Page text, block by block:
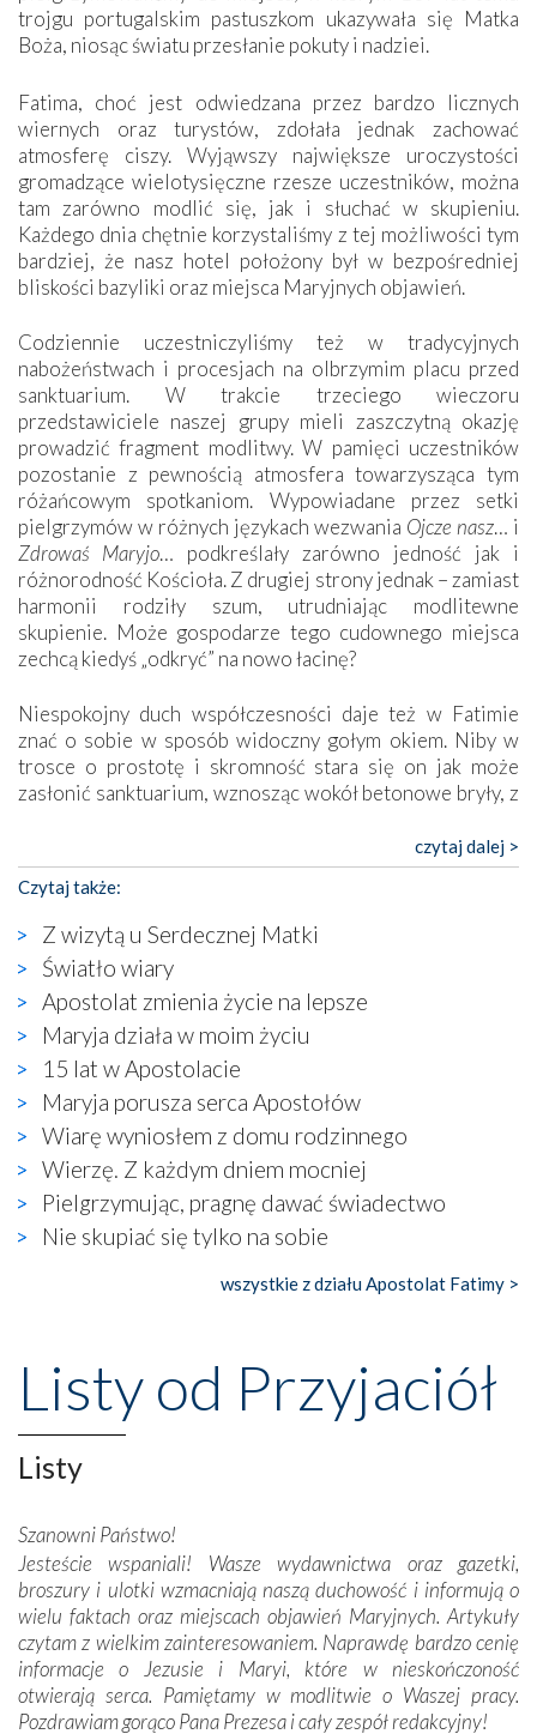
trojgu portugalskim pastuszkom ukazywała się Matka
Boża, niosąc światu przesłanie pokuty i nadziei.
Fatima, choć jest odwiedzana przez bardzo licznych
wiernych oraz turystów, zdołała jednak zachować
atmosferę ciszy. Wyjąwszy największe uroczystości
gromadzące wielotysięczne rzesze uczestników, można
tam zarówno modlić się, jak i słuchać w skupieniu.
Każdego dnia chętnie korzystaliśmy z tej możliwości tym
bardziej, że nasz hotel położony był w bezpośredniej
bliskości bazyliki oraz miejsca Maryjnych objawień.
Codziennie uczestniczyliśmy też w tradycyjnych
nabożeństwach i procesjach na olbrzymim placu przed
sanktuarium. W trakcie trzeciego wieczoru
przedstawiciele naszej grupy mieli zaszczytną okazję
prowadzić fragment modlitwy. W pamięci uczestników
pozostanie z pewnością atmosfera towarzysząca tym
różańcowym spotkaniom. Wypowiadane przez setki
pielgrzymów w różnych językach wezwania Ojcze nasz… i
Zdrowaś Maryjo… podkreślały zarówno jedność jak i
różnorodność Kościoła. Z drugiej strony jednak – zamiast
harmonii rodziły szum, utrudniając modlitewne
skupienie. Może gospodarze tego cudownego miejsca
zechcą kiedyś „odkryć” na nowo łacinę?
Niespokojny duch współczesności daje też w Fatimie
znać o sobie w sposób widoczny gołym okiem. Niby w
trosce o prostotę i skromność stara się on jak może
zasłonić sanktuarium, wznosząc wokół betonowe bryły, z
katolickiego kultu. Tylko co wspólnego z żywą,
autentyczną wiarą mogą mieć płaskie, szare bunkry albo
kaplice, w których Tabernakulum przypomina bardziej
skrzynkę na narzędzia? Albo co powiedzieć o ustawionym
tuż przy nowej bazylice wielkim krzyżu, na którym
zamiast Chrystusa umieszczono dziwaczną postać jakby
wyjętą ze starożytnych hieroglifów? W kulturowym
kontekście naszych czasów to raczej karykatura niż godny
wizerunek Zbawiciela…
Zatem nawet w bezpośrednim otoczeniu sanktuarium
naocznie przekonaliśmy się, że wewnątrz Kościoła toczy
się ogromna walka o kształt katolicyzmu i o serca
wierzących. Do czego to zmaganie może prowadzić,
widzieliśmy w urokliwym, niewielkim mieście Obidos,
gdzie w miejscu dawnego kościoła działa dzisiaj…
księgarnia.
Nasze pielgrzymkowe wyprawy, których celem były
wznoszono na chwałę Bożą, na przykład – w podzięce za
Opatrznościową pomoc w wygranej bitwie o
niepodległość kraju. Zachwyt budziła potężna, a zarazem
misterna architektura tych monumentalnych dzieł,
wspaniałe zdobienia, dbałość ich twórców o detale,
budowniczych.
Podążyliśmy też śladami fatimskich wizjonerów – Łucji
dos Santos oraz świętych Hiacynty i Franciszka Marto.
Modliliśmy się przy ich grobach. Odprawiliśmy Drogę
Krzyżową w ich rodzinnych stronach, odwiedziliśmy
domy, w których żyli.
czytaj dalej >
Czytaj także:
Z wizytą u Serdecznej Matki
Światło wiary
Apostolat zmienia życie na lepsze
Maryja działa w moim życiu
15 lat w Apostolacie
Maryja porusza serca Apostołów
Wiarę wyniosłem z domu rodzinnego
Wierzę. Z każdym dniem mocniej
Pielgrzymując, pragnę dawać świadectwo
Nie skupiać się tylko na sobie
wszystkie z działu Apostolat Fatimy >
Listy od Przyjaciół
Listy
Szanowni Państwo!
Jesteście wspaniali! Wasze wydawnictwa oraz gazetki,
broszury i ulotki wzmacniają naszą duchowość i informują o
wielu faktach oraz miejscach objawień Maryjnych. Artykuły
czytam z wielkim zainteresowaniem. Naprawdę bardzo cenię
informacje o Jezusie i Maryi, które w nieskończoność
otwierają serca. Pamiętamy w modlitwie o Waszej pracy.
Pozdrawiam gorąco Pana Prezesa i cały zespół redakcyjny!